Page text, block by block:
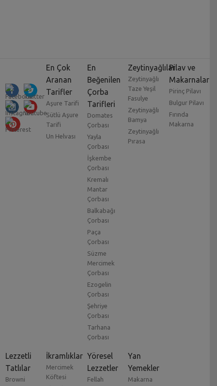
En Çok
Aranan
Tarifler
Aşure Tarifi
Sütlü Aşure
Tarifi
Un Helvası
En
Beğenilen
Çorba
Tarifleri
Domates
Çorbası
Yayla
Çorbası
İşkembe
Çorbası
Kremalı
Mantar
Çorbası
Balkabağı
Çorbası
Paça
Çorbası
Süzme
Mercimek
Çorbası
Ezogelin
Çorbası
Şehriye
Çorbası
Tarhana
Çorbası
Zeytinyağlılar
Zeytinyağlı
Taze Yeşil
Fasulye
Zeytinyağlı
Bamya
Zeytinyağlı
Pırasa
Pilav ve
Makarnalar
Pirinç Pilavı
Bulgur Pilavı
Fırında
Makarna
Lezzetli
Tatlılar
Browni
İkramlıklar
Mercimek
Köftesi
Yöresel
Lezzetler
Fellah
Yan
Yemekler
Makarna